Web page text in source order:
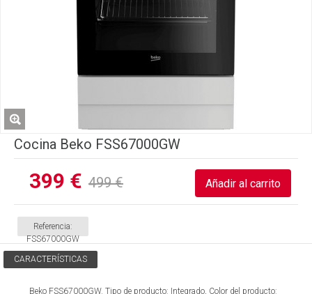
Cocina Beko FSS67000GW
399 € 499 €
Referencia:
FSS67000GW
CARACTERÍSTICAS
Beko FSS67000GW. Tipo de producto: Integrado, Color del producto: